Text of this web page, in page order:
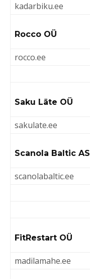
kadarbiku.ee
Rocco OÜ
rocco.ee
Saku Läte OÜ
sakulate.ee
Scanola Baltic AS
scanolabaltic.ee
FitRestart OÜ
madilamahe.ee